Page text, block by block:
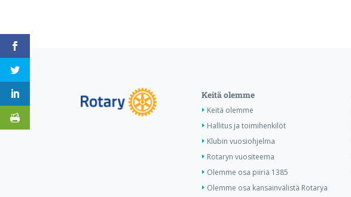
Keitä olemme
Keitä olemme
Hallitus ja toimihenkilöt
Klubin vuosiohjelma
Rotaryn vuositeema
Olemme osa piiriä 1385
Olemme osa kansainvälistä Rotarya